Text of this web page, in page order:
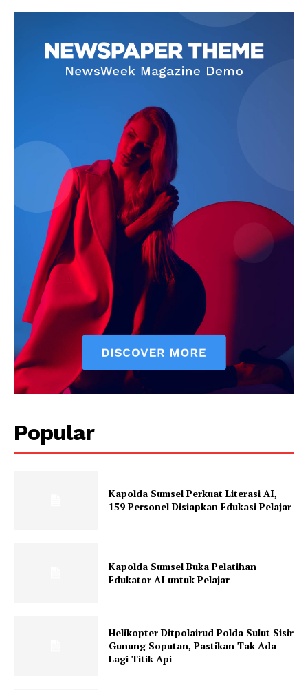
Company
About
Contact us
Popular
Kapolda Sumsel Perkuat Literasi AI,
159 Personel Disiapkan Edukasi Pelajar
Kapolda Sumsel Buka Pelatihan
Edukator AI untuk Pelajar
Helikopter Ditpolairud Polda Sulut Sisir
Gunung Soputan, Pastikan Tak Ada
Lagi Titik Api